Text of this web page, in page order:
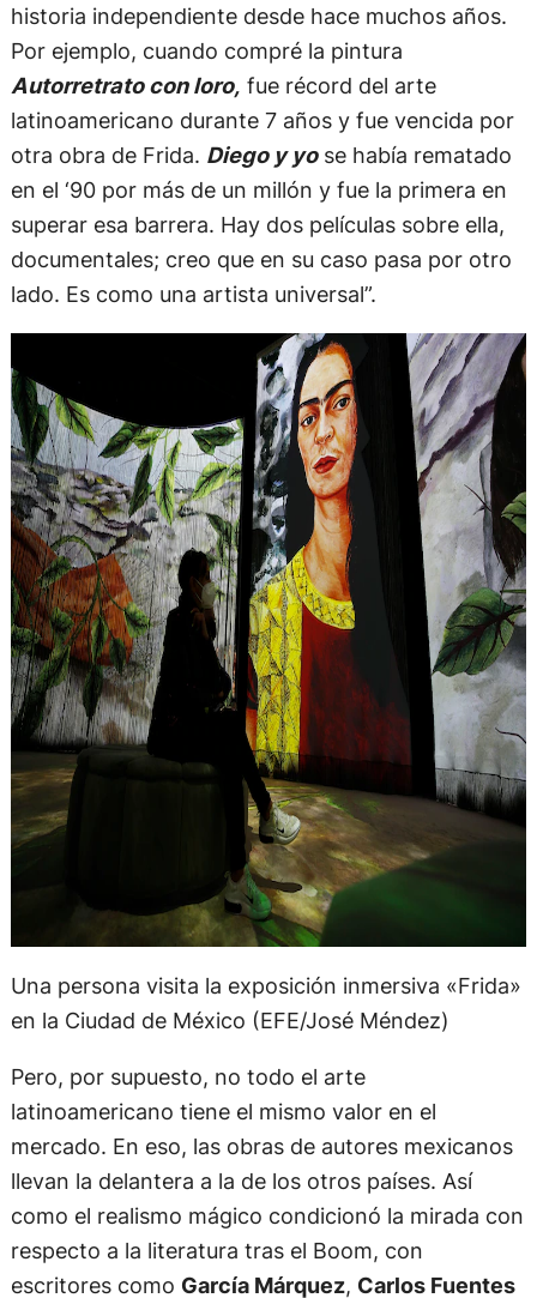
historia independiente desde hace muchos años.
Por ejemplo, cuando compré la pintura
Autorretrato con loro, fue récord del arte
latinoamericano durante 7 años y fue vencida por
otra obra de Frida. Diego y yose había rematado
en el ‘90 por más de un millón y fue la primera en
superar esa barrera. Hay dos películas sobre ella,
documentales; creo que en su caso pasa por otro
lado. Es como una artista universal”.
Una persona visita la exposición inmersiva «Frida»
en la Ciudad de México (EFE/José Méndez)
Pero, por supuesto, no todo el arte
latinoamericano tiene el mismo valor en el
mercado. En eso, las obras de autores mexicanos
llevan la delantera a la de los otros países. Así
como el realismo mágico condicionó la mirada con
respecto a la literatura tras el Boom, con
escritores como García Márquez, Carlos Fuentes